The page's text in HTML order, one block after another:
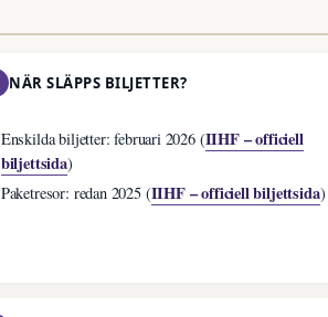
NÄR SLÄPPS BILJETTER?
Enskilda biljetter: februari 2026 (IIHF – officiell
biljettsida)
Paketresor: redan 2025 (IIHF – officiell biljettsida)